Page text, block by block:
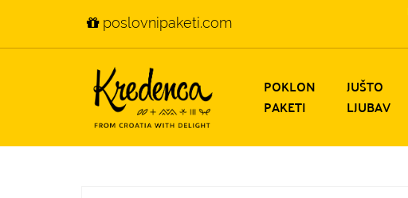
poslovnipaketi.com
POKLON
PAKETI
JUŠTO
LJUBAV